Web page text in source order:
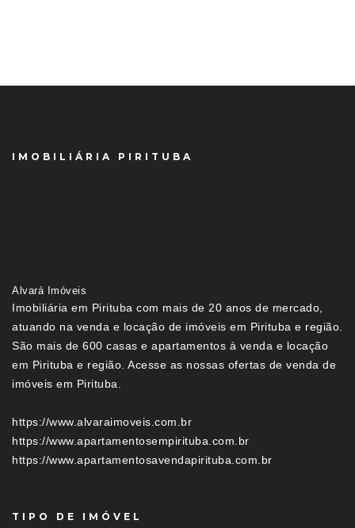
IMOBILIÁRIA PIRITUBA
Alvará Imóveis
Imobiliária em Pirituba com mais de 20 anos de mercado,
atuando na venda e locação de imóveis em Pirituba e região.
São mais de 600 casas e apartamentos à venda e locação
em Pirituba e região. Acesse as nossas ofertas de venda de
imóveis em Pirituba.
https://www.alvaraimoveis.com.br
https://www.apartamentosempirituba.com.br
https://www.apartamentosavendapirituba.com.br
TIPO DE IMÓVEL